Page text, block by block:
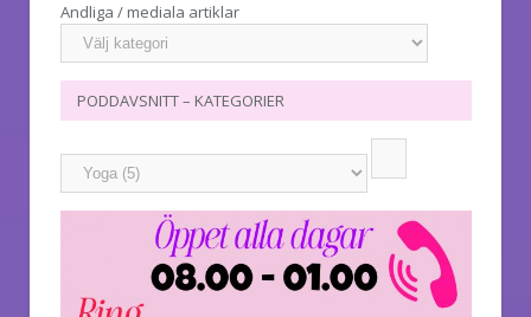
Andliga / mediala artiklar
PODDAVSNITT – KATEGORIER